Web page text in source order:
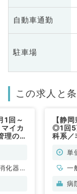
自動車通勤
駐車場
この求人と
1回～
イカ
理のお
化器内
【静
◎1回5
科系／
単
一
病